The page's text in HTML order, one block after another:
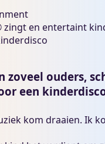
zoveel ouders,
een
kom draaien. Ik